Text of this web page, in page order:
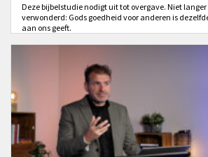
Deze bijbelstudie nodigt uit tot overgave. Niet
verwonderd: Gods goedheid voor anderen is
aan ons geeft.